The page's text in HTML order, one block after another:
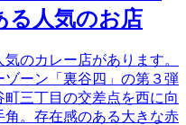
る人気のお店
のカレー店があります。
ーン「裏谷四」の第３弾
三丁目の交差点を西に向
。存在感のある大きな赤